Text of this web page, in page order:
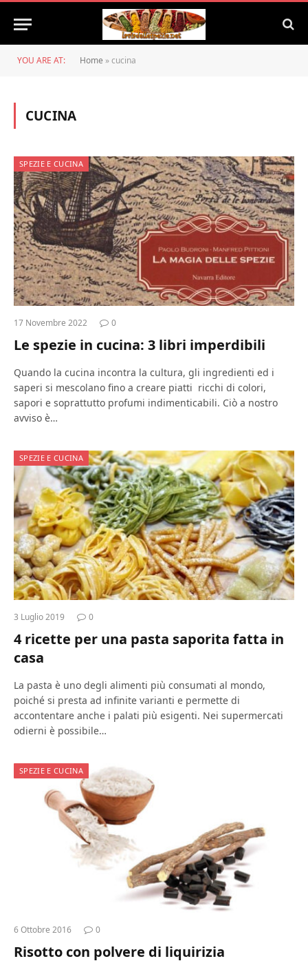
YOU ARE AT: Home »cucina
CUCINA
SPEZIE E CUCINA
17 Novembre 2022 0
Le spezie in cucina: 3 libri imperdibili
Quando la cucina incontra la cultura, gli ingredienti ed i
saperi si mescolano fino a creare piatti ricchi di colori,
sapori e soprattutto profumi indimenticabili. Ciò a nostro
avviso è…
SPEZIE E CUCINA
3 Luglio 2019 0
4 ricette per una pasta saporita fatta in
casa
La pasta è uno degli alimenti più consumati al mondo,
poiché si presta ad infinite varianti e permette di
accontentare anche i palati più esigenti. Nei supermercati
odierni è possibile…
SPEZIE E CUCINA
6 Ottobre 2016 0
Risotto con polvere di liquirizia